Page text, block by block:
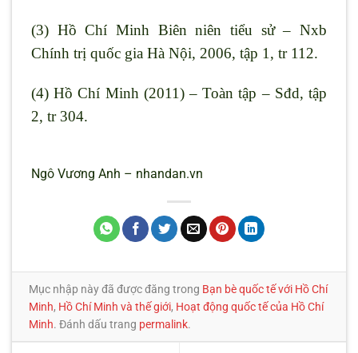
(3) Hồ Chí Minh Biên niên tiểu sử – Nxb
Chính trị quốc gia Hà Nội, 2006, tập 1, tr 112.
(4) Hồ Chí Minh (2011) – Toàn tập – Sđd, tập
2, tr 304.
Ngô Vương Anh – nhandan.vn
Mục nhập này đã được đăng trong Bạn bè quốc tế với Hồ Chí
Minh, Hồ Chí Minh và thế giới, Hoạt động quốc tế của Hồ Chí
Minh. Đánh dấu trang permalink.